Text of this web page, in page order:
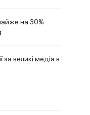
на 30%
за великі медіа в